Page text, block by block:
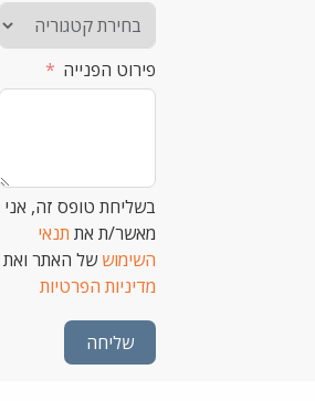
פירוט הפנייה
בשליחת טופס זה, אני
מאשר/ת את תנאי
השימוששל האתר ואת
מדיניות הפרטיות
שליחה